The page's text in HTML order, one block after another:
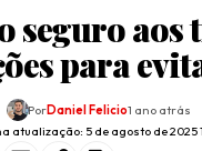
seguro aos
para
atualização: 5 de agosto de 2025
PorDaniel Felicio1 ano atrás